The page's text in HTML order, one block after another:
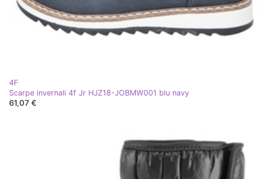
4F
Scarpe invernali 4f Jr HJZ18-JOBMW001 blu navy
61,07 €